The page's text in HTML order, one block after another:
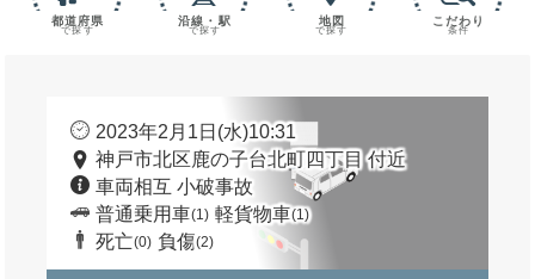
都道府県
で探す
沿線・駅
で探す
地図
で探す
こだわり
条件
2023年2月1日(水)10:31
神戸市北区鹿の子台北町四丁目 付近
車両相互 小破事故
普通乗用車(1) 軽貨物車(1)
死亡(0) 負傷(2)